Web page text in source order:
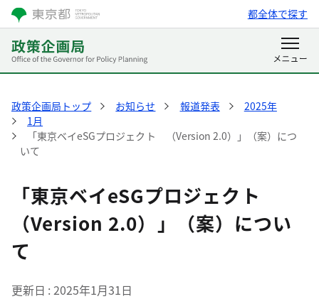
都全体で探す
政策企画局トップ お知らせ 報道発表
2025年
1月
「東京ベイeSGプロジェクト （Version 2.0）」（案）につ
いて
「東京ベイeSGプロジェクト
（Version 2.0）」（案）につい
て
更新日 2025年1月31日